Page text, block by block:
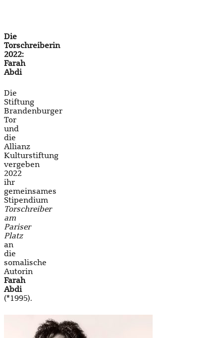
Die
Torschreiberin
2022:
Farah
Abdi
Die
Stiftung
Brandenburger
Tor
und
die
Allianz
Kulturstiftung
vergeben
2022
ihr
gemeinsames
Stipendium
Torschreiber
am
Pariser
Platz
an
die
somalische
Autorin
Farah
Abdi
(*1995).